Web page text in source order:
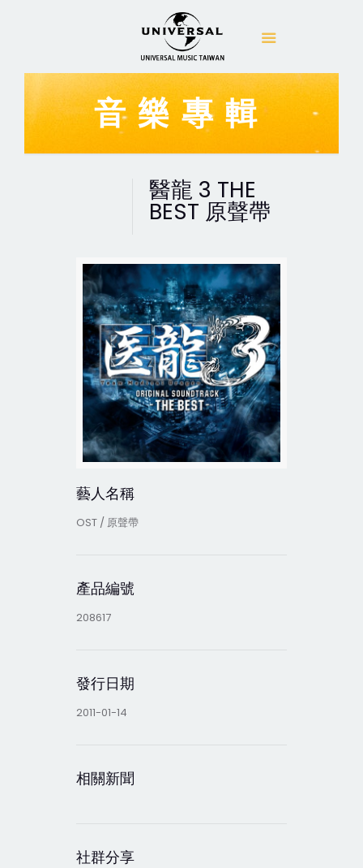
音樂專輯
醫龍 3 THE
BEST 原聲帶
藝人名稱
OST / 原聲帶
產品編號
208617
發行日期
2011-01-14
相關新聞
社群分享